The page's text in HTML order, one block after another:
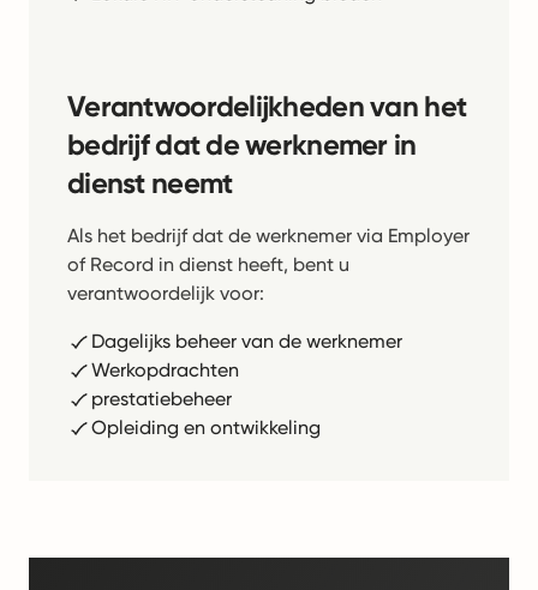
Verantwoordelijkheden van het
bedrijf dat de werknemer in
dienst neemt
Als het bedrijf dat de werknemer via Employer
of Record in dienst heeft, bent u
verantwoordelijk voor:
Dagelijks beheer van de werknemer
Werkopdrachten
prestatiebeheer
Opleiding en ontwikkeling